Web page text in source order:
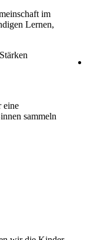
im
Lernen,
eine
sammeln